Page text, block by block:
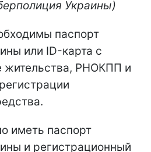
Украины)
паспорт
или ID-карта с
жительства, РНОКПП и
иметь паспорт
и регистрационный